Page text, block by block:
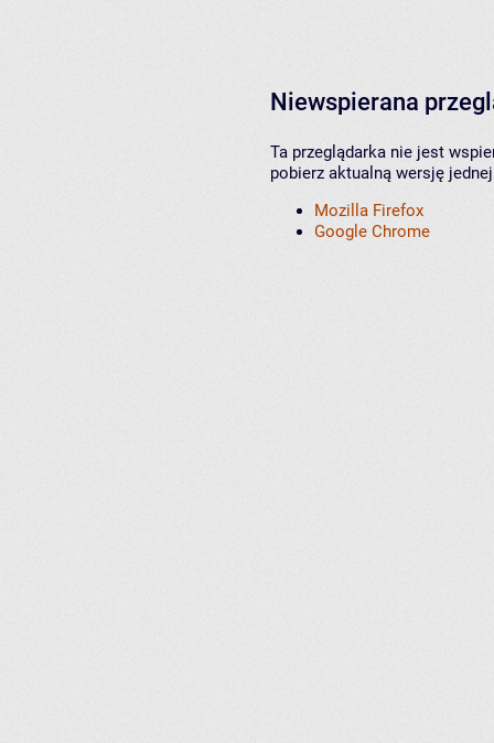
Niewspierana
Ta przeglądarka nie jest
pobierz aktualną wersję
Mozilla Firefox
Google Chrome